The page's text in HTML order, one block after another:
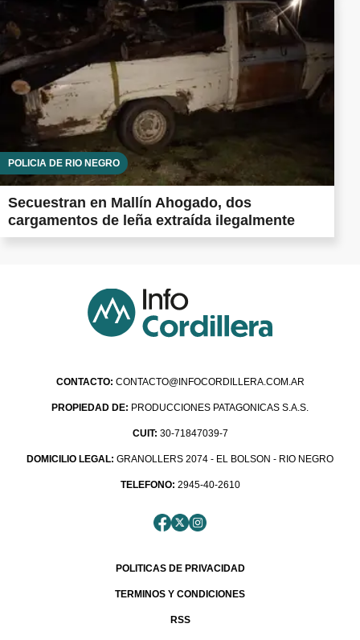
POLICÍA DE RÍO NEGRO
Secuestran en Mallín Ahogado, dos
cargamentos de leña extraída ilegalmente
CONTACTO: CONTACTO@INFOCORDILLERA.COM.AR
PROPIEDAD DE: PRODUCCIONES PATAGONICAS S.A.S.
CUIT: 30-71847039-7
DOMICILIO LEGAL: GRANOLLERS 2074 - EL BOLSON - RIO NEGRO
TELEFONO: 2945-40-2610
POLITICAS DE PRIVACIDAD
TERMINOS Y CONDICIONES
RSS